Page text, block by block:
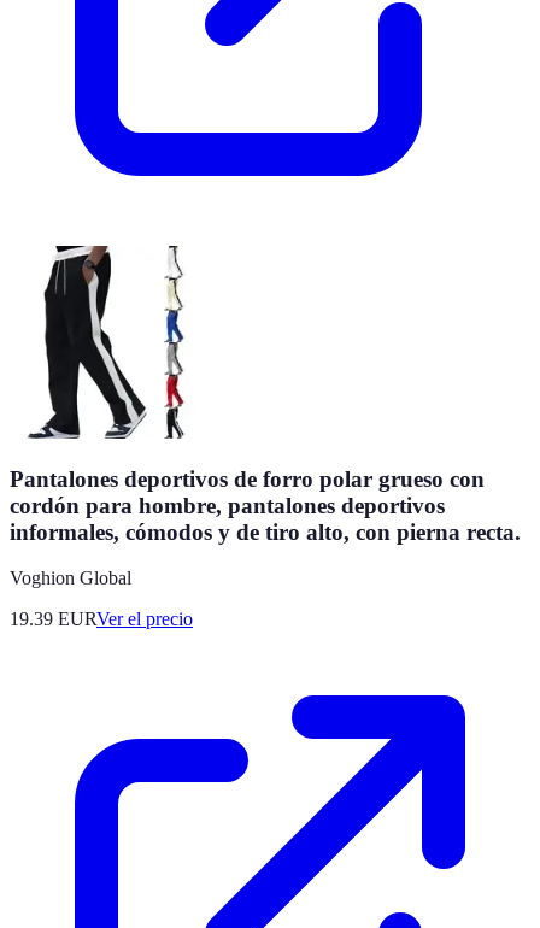
Pantalones deportivos de forro polar grueso con
cordón para hombre, pantalones deportivos
informales, cómodos y de tiro alto, con pierna recta.
Voghion Global
19.39 EURVer el precio